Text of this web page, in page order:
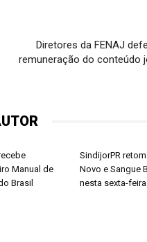
Diretores da FENAJ
remuneração do conteúdo
Manual de
Brasil
SindijorPR
Novo e Sangue
nesta sexta-feira